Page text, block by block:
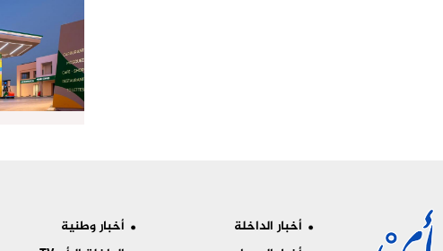
أخبار الداخلة
أخبار وطنية